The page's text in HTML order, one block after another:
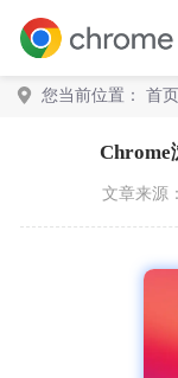
您当前位置： 首页
Chrome
文章来源：